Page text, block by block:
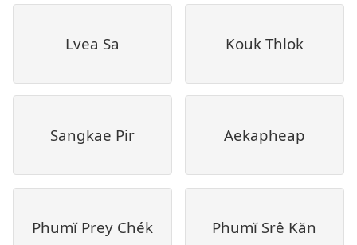
Lvea Sa Kouk Thlok
Sangkae Pir Aekapheap
Phumĭ Prey Chék Phumĭ Srê Kăn